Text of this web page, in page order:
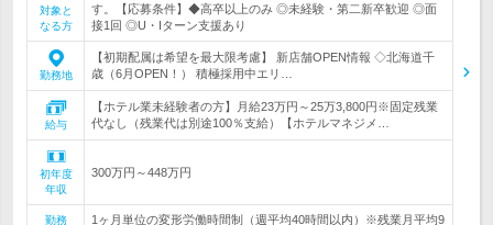
対象と
なる方
す。【応募条件】◆高卒以上のみ ◎未経験・第二新卒歓迎 ◎面
接1回 ◎U・Iターン支援あり
勤務地
【初期配属は希望を最大限考慮】 新店舗OPEN情報 ◇北海道千
歳（6月OPEN！） 積極採用中エリ…
給与
【ホテル業未経験者の方】月給23万円～25万3,800円※固定残業
代なし（残業代は別途100％支給）【ホテルマネジメ…
初年度
年収
300万円～448万円
勤務 1ヶ月単位の変形労働時間制（週平均40時間以内）※残業月平均9